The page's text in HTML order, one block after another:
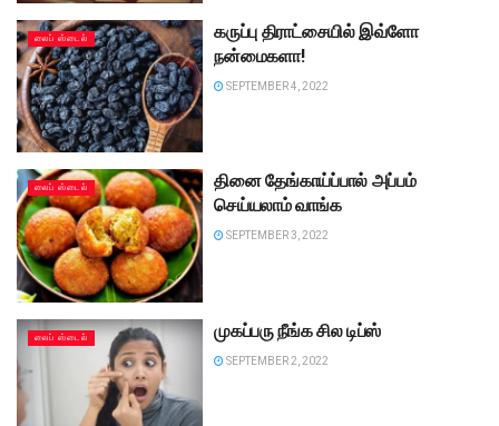
லைப் ஸ்டைல்
கருப்பு திராட்சையில் இவ்ளோ
நன்மைகளா!
SEPTEMBER 4, 2022
லைப் ஸ்டைல்
தினை தேங்காய்ப்பால் அப்பம்
செய்யலாம் வாங்க
SEPTEMBER 3, 2022
லைப் ஸ்டைல் முகப்பரு நீங்க சில டிப்ஸ்
SEPTEMBER 2, 2022